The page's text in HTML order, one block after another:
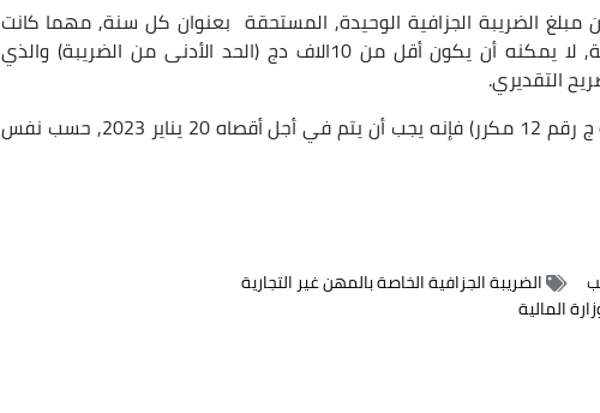
مبلغ الضريبة الجزافية الوحيدة, المستحقة بعنوان كل سنة, مهما كانت
الإيرادات المهنية السنوية المحققة, لا يمكنه أن يكون أقل من 10الاف دج (الحد الأدنى من الضريبة) والذي
التقديري.
أما اكتتاب التصريح النهائي (سلسلة ج رقم 12 مكرر) فإنه يجب أن يتم في أجل أقصاه 20 يناير 2023, حسب نفس
الضريبة الجزافية الخاصة بالمهن غير التجارية
المالية